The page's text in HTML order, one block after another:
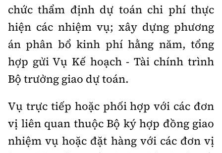
chức thẩm định dự toán chi phí thực
hiện các nhiệm vụ; xây dựng phương
án phân bổ kinh phí hằng năm, tổng
hợp gửi Vụ Kế hoạch - Tài chính trình
Bộ trưởng giao dự toán.
Vụ trực tiếp hoặc phối hợp với các đơn
vị liên quan thuộc Bộ ký hợp đồng giao
nhiệm vụ hoặc đặt hàng với các đơn vị